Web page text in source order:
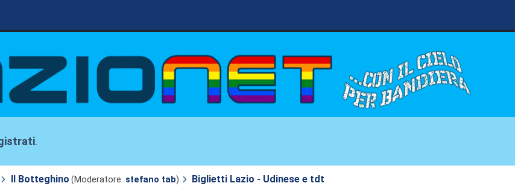
.
Il Botteghino (Moderatore: stefano tab) Biglietti Lazio - Udinese e tdt